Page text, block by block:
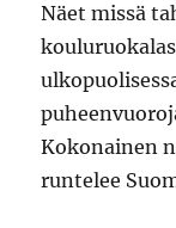
Näet missä
Kokonainen
runtelee